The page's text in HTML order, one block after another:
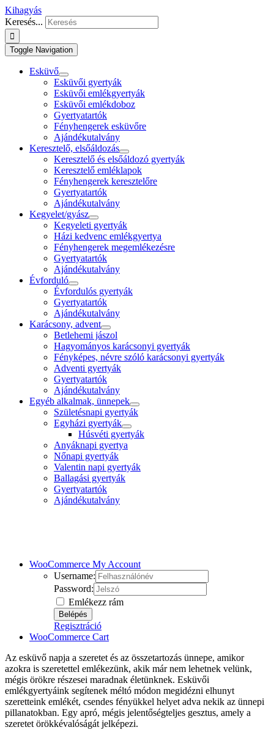
Kihagyás
Keresés...
Toggle Navigation
Esküvő
Esküvői gyertyák
Esküvői emlékgyertyák
Esküvői emlékdoboz
Gyertyatartók
Fényhengerek esküvőre
Ajándékutalvány
Keresztelő, elsőáldozás
Keresztelő és elsőáldozó gyertyák
Keresztelő emléklapok
Fényhengerek keresztelőre
Gyertyatartók
Ajándékutalvány
Kegyelet/gyász
Kegyeleti gyertyák
Házi kedvenc emlékgyertya
Fényhengerek megemlékezésre
Gyertyatartók
Ajándékutalvány
Évforduló
Évfordulós gyertyák
Gyertyatartók
Ajándékutalvány
Karácsony, advent
Betlehemi jászol
Hagyományos karácsonyi gyertyák
Fényképes, névre szóló karácsonyi gyertyák
Adventi gyertyák
Gyertyatartók
Ajándékutalvány
Egyéb alkalmak, ünnepek
Születésnapi gyertyák
Egyházi gyertyák
Húsvéti gyertyák
Anyáknapi gyertya
Nőnapi gyertyák
Valentin napi gyertyák
Ballagási gyertyák
Gyertyatartók
Ajándékutalvány
WooCommerce My Account
Username:
Password:
Emlékezz rám
Regisztráció
WooCommerce Cart
Az esküvő napja a szeretet és az összetartozás ünnepe, amikor
azokra is szeretettel emlékezünk, akik már nem lehetnek velünk,
mégis örökre részesei maradnak életünknek. Esküvői
emlékgyertyáink segítenek méltó módon megidézni elhunyt
szeretteink emlékét, csendes fényükkel helyet adva nekik az ünnepi
pillanatokban. Egy apró, mégis jelentőségteljes gesztus, amely a
szeretet örökkévalóságát jelképezi.